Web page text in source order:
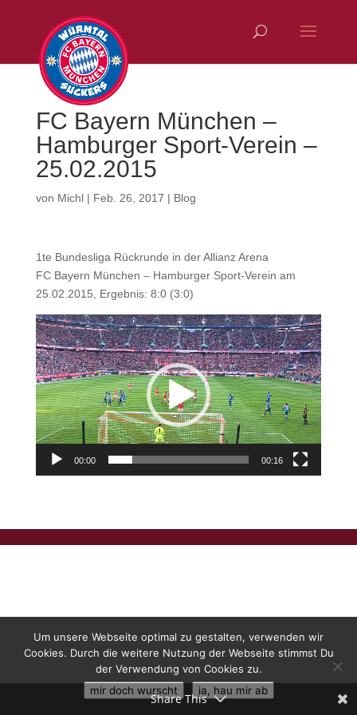
FC Bayern München –
Hamburger Sport-Verein –
25.02.2015
von Michl| Feb. 26, 2017 | Blog
1te Bundesliga Rückrunde in der Allianz Arena
FC Bayern München – Hamburger Sport-Verein am
25.02.2015, Ergebnis: 8:0 (3:0)
Video-
Player
00:00 00:16
Share This
Um unsere Webseite optimal zu gestalten, verwenden wir
Cookies. Durch die weitere Nutzung der Webseite stimmst Du
der Verwendung von Cookies zu.
mir doch wurscht
ja, hau mir ab